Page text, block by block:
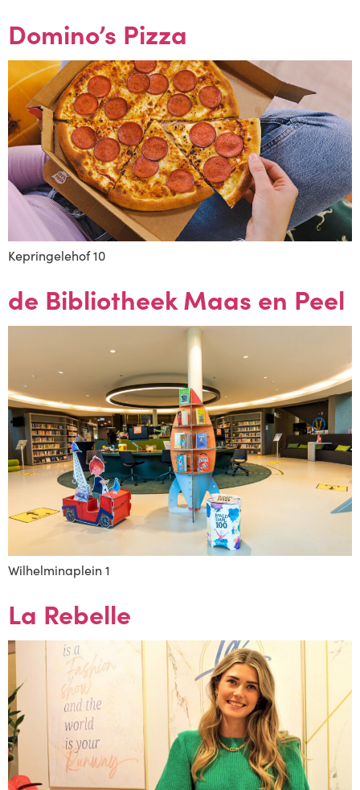
Domino’s Pizza
Kepringelehof 10
de Bibliotheek Maas en Peel
Wilhelminaplein 1
La Rebelle